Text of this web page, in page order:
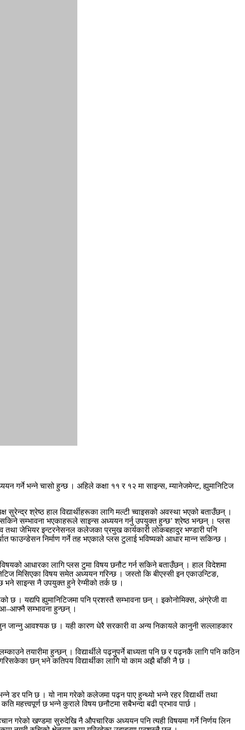
गर्ने भन्ने चासो हुन्छ । अहिले कक्षा ११ र १२ मा साइन्स, म्यानेजमेन्ट, ह्युमानिटिज
श्रेष्ठ हाल विद्यार्थीहरूका लागि मल्टी च्वाइसको अवस्था भएको बताउँछन् ।
सकिने सम्भावना भएकाहरूले साइन्स अध्ययन गर्नु उपयुक्त हुन्छ’ श्रेष्ठ भन्छन् । प्लस
तथा जेभियर इन्टरनेसनल कलेजका प्रमुख कार्यकारी लोकबहादुर भण्डारी पनि
फाउन्डेसन निर्माण गर्ने तह भएकाले प्लस टुलाई भविष्यको आधार मान्न सकिन्छ ।
आधारका लागि प्लस टुमा विषय छनौट गर्न सकिने बताउँछन् । हाल विदेशमा
मिसिएका विषय समेत अध्ययन गरिन्छ । जस्तो कि बीएस्सी इन एकाउन्टिङ,
भने साइन्स नै उपयुक्त हुने रेग्मीको तर्क छ ।
। यद्यपि ह्युमानिटिजमा पनि प्रशस्तै सम्भावना छन् । इकोनोमिक्स, अंग्रेजी वा
आ–आफ्नै सम्भावना हुन्छन् ।
जान्नु आवश्यक छ । यही कारण धेरै सरकारी वा अन्य निकायले कानुनी सल्लाहकार
तयारीमा हुन्छन् । विद्यार्थीले पढ्नुपर्ने बाध्यता पनि छ र पढ्नकै लागि पनि कठिन
छन् भने कतिपय विद्यार्थीका लागि यो काम अझै बाँकी नै छ ।
पनि छ । यो नाम गरेको कलेजमा पढ्न पाए हुन्थ्यो भन्ने रहर विद्यार्थी तथा
महत्त्वपूर्ण छ भन्ने कुराले विषय छनौटमा सबैभन्दा बढी प्रभाव पार्छ ।
गरेको खण्डमा सुरुदेखि नै औपचारिक अध्ययन पनि त्यही विषयमा गर्ने निर्णय लिन